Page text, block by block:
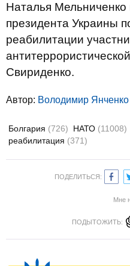
Наталья
президента Украины
реабилитации
Свириденко.
Автор: Володимир Янченко
Болгария (726) НАТО (11008)
реабилитация (371)
ПОДЕЛИТЬСЯ:
Мне
ПОДЫТОЖИТЬ: